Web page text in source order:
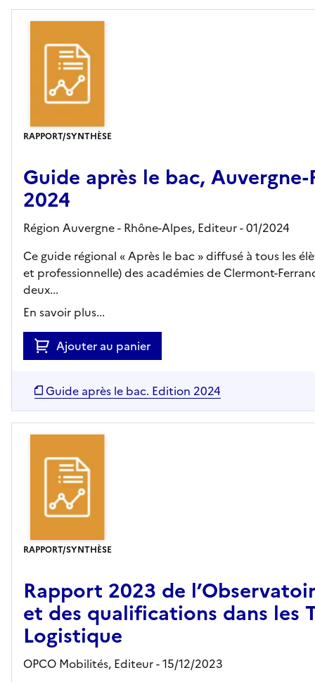
RAPPORT/SYNTHÈSE
Guide après le bac,
2024
Région Auvergne - Rhône-Alpes, Editeur- 01/2024
Ce guide régional « Après le bac » diffusé à tous les
et professionnelle) des académies de Clermont-
deux...
En savoir plus...
Ajouter au panier
Guide après le bac. Edition 2024
RAPPORT/SYNTHÈSE
Rapport 2023 de
et des qualifications dans les
Logistique
OPCO Mobilités, Editeur- 15/12/2023